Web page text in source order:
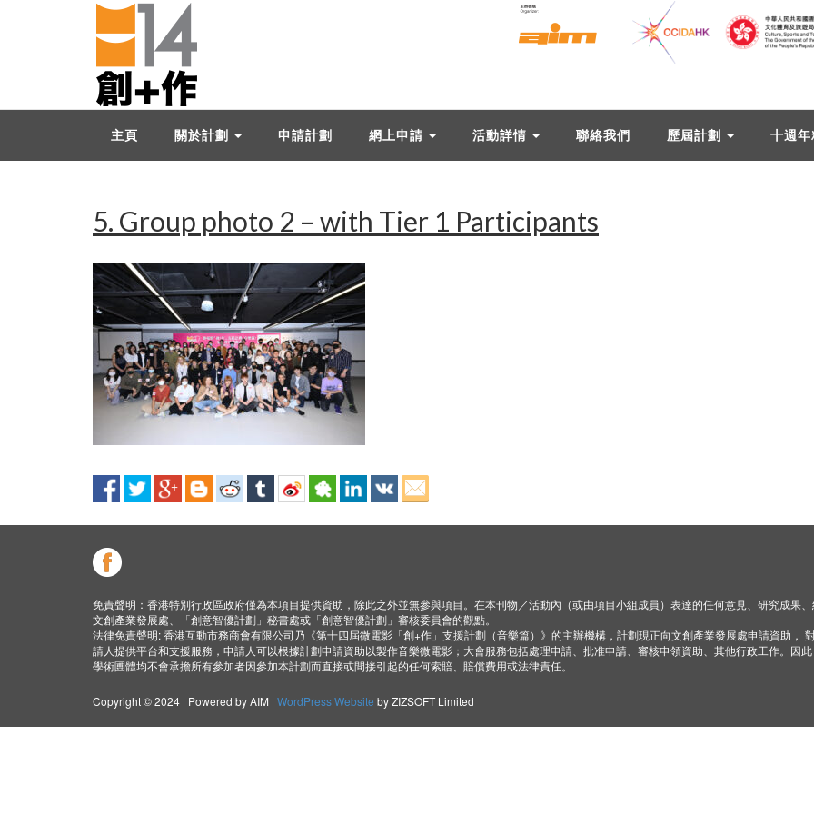
主頁 關於計劃 申請計劃 網上申請 活動詳情 聯絡我們 歷屆計劃 十週
5. Group photo 2 – with Tier 1 Participants
免責聲明：香港特別行政區政府僅為本項目提供資助，除此之外並無參與項目。在本刊物／活動內（或由項目小組成員）表達的任何意見、研究成果
文創產業發展處、「創意智優計劃」秘書處或「創意智優計劃」審核委員會的觀點。
法律免責聲明: 香港互動市務商會有限公司乃《第十四屆微電影「創+作」支援計劃（音樂篇）》的主辦機構，計劃現正向文創產業發展處申請資助，
請人提供平台和支援服務，申請人可以根據計劃申請資助以製作音樂微電影；大會服務包括處理申請、批准申請、審核申領資助、其他行政工作。因
學術圑體均不會承擔所有參加者因參加本計劃而直接或間接引起的任何索賠、賠償費用或法律責任。
Copyright © 2024 | Powered by AIM | WordPress Website by ZIZSOFT Limited